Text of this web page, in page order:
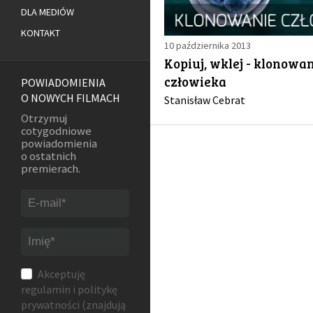
10 października 2013
Kopiuj, wklej -
człowieka
Stanisław Cebrat
DLA MEDIÓW
KONTAKT
POWIADOMIENIA
O NOWYCH FILMACH
Otrzymuj
cotygodniowe
powiadomienia
o ostatnich
premierach.
Akceptuję
regulamin i politykę
prywatności (znajdują